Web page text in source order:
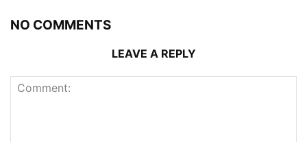
NO COMMENTS
LEAVE A REPLY